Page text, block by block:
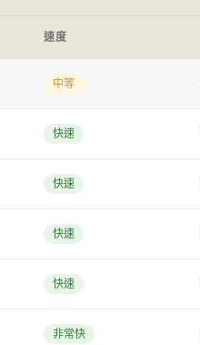
速度
中等
快速
快速
快速
快速
非常快